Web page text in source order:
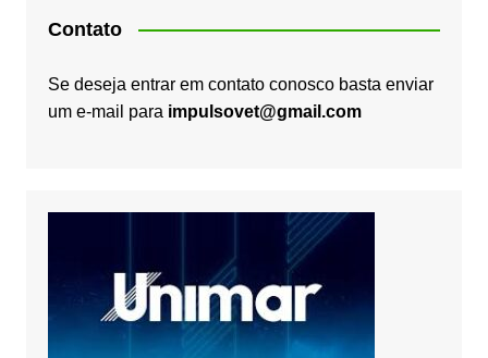
Contato
Se deseja entrar em contato conosco basta enviar
um e-mail para impulsovet@gmail.com